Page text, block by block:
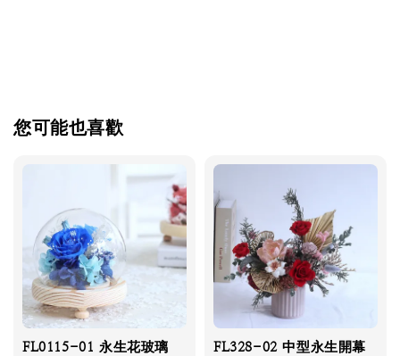
您可能也喜歡
FL0115-01 永生花玻璃
FL328-02 中型永生開幕